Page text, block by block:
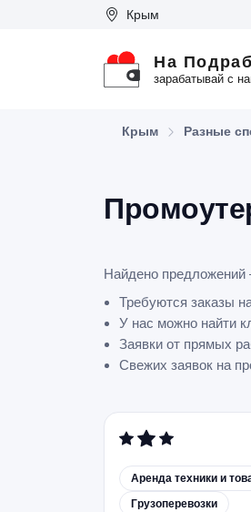
Крым
На
зарабатывай с
Крым Разные
Найдено
Требуются заказы
У нас можно найти
Заявки от прямых
Свежих заявок на
Аренда техники и
Грузоперевозки